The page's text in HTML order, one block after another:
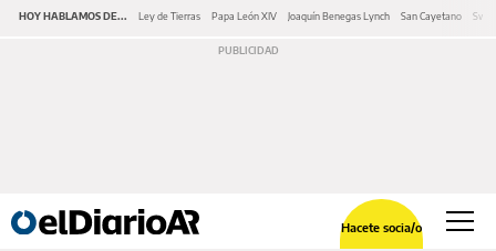
HOY HABLAMOS DE... Ley de Tierras Papa León XIV Joaquín Benegas Lynch San Cayetano
Hacete socia/o